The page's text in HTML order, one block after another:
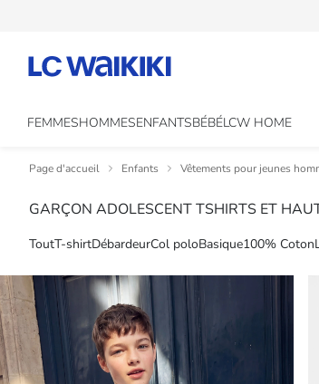
FEMMESHOMMESENFANTSBÉBÉLCW HOME
Page d'accueil Enfants Vêtements pour jeunes
GARÇON ADOLESCENT TSHIRTS ET
ToutT-shirtDébardeurCol poloBasique100% Coton